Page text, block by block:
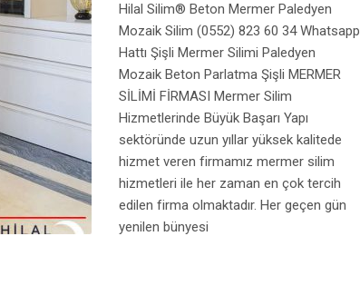
Hilal Silim® Beton Mermer Paledyen
Mozaik Silim (0552) 823 60 34 Whatsapp
Hattı Şişli Mermer Silimi Paledyen
Mozaik Beton Parlatma Şişli MERMER
SİLİMİ FİRMASI Mermer Silim
Hizmetlerinde Büyük Başarı Yapı
sektöründe uzun yıllar yüksek kalitede
hizmet veren firmamız mermer silim
hizmetleri ile her zaman en çok tercih
edilen firma olmaktadır. Her geçen gün
yenilen bünyesi